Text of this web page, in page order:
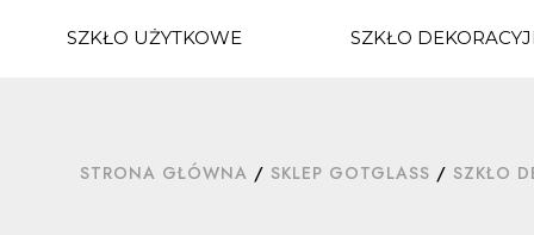
SZKŁO UŻYTKOWE SZKŁO
STRONA GŁÓWNA / SKLEP GOTGLASS / SZKŁO